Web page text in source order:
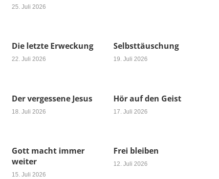
25. Juli 2026
Die letzte Erweckung
22. Juli 2026
Selbsttäuschung
19. Juli 2026
Der vergessene Jesus
18. Juli 2026
Hör auf den Geist
17. Juli 2026
Gott macht immer
weiter
15. Juli 2026
Frei bleiben
12. Juli 2026